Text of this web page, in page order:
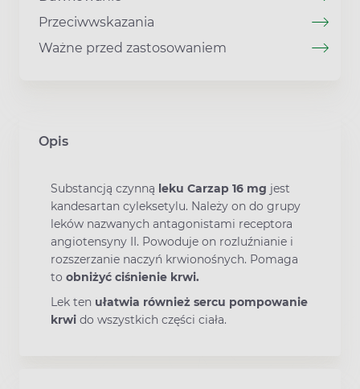
Przeciwwskazania
Ważne przed zastosowaniem
Opis
Substancją czynną leku Carzap 16 mg jest
kandesartan cyleksetylu. Należy on do grupy
leków nazwanych antagonistami receptora
angiotensyny II. Powoduje on rozluźnianie i
rozszerzanie naczyń krwionośnych. Pomaga
to obniżyć ciśnienie krwi.
Lek ten ułatwia również sercu pompowanie
krwi do wszystkich części ciała.